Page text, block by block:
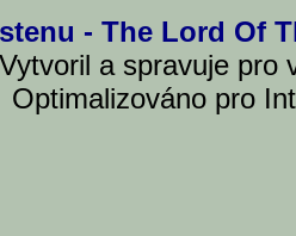
- The Lord Of
Vytvoril a spravuje pro
Optimalizováno pro